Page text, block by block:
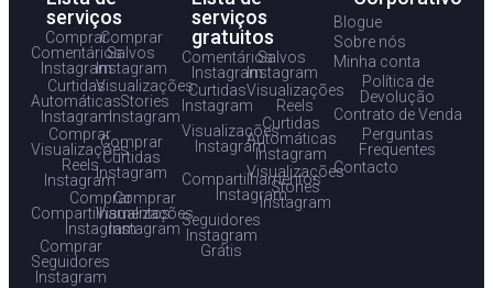
serviços
Comprar
Comentários
Instagram
Comprar
Salvos
Instagram
Curtidas
Automáticas
Instagram
Visualizações
Stories
Instagram
Comprar
Visualizações
Reels
Instagram
Comprar
Curtidas
Instagram
Comprar
Compartilhamentos
Instagram
Comprar
Visualizações
Instagram
Comprar
Seguidores
Instagram
serviços
gratuitos
Comentários
Instagram
Salvos
Instagram
Curtidas
Instagram
Visualizações
Reels
Visualizações
Instagram
Curtidas
Automáticas
Instagram
Compartilhamentos
Instagram
Visualizações
Stories
Instagram
Seguidores
Instagram
Grátis
Blogue
Sobre nós
Minha conta
Política de
Devolução
Contrato de Venda
Perguntas
Frequentes
Contacto